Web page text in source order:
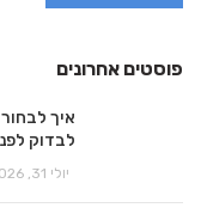
פוסטים אחרונים
איך
לבדוק
יולי 31, 2026